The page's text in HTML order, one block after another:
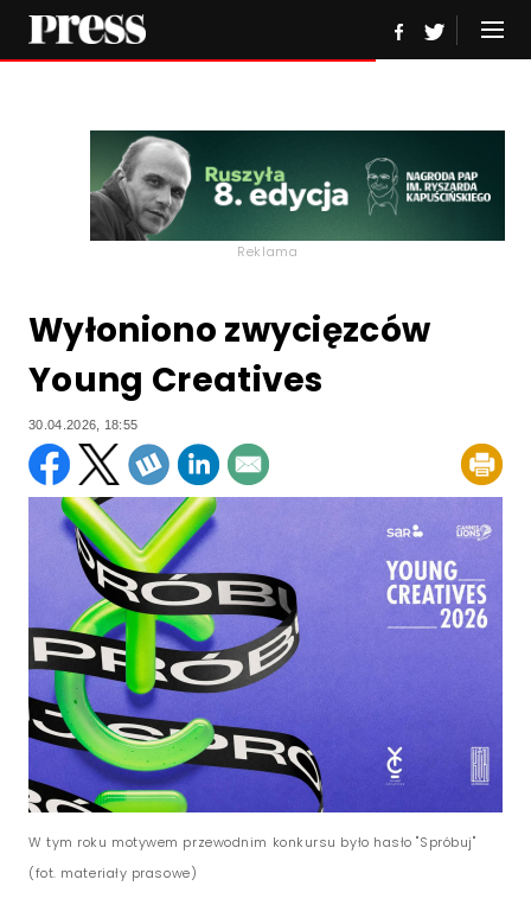
Reklama
Wyłoniono zwycięzców
Young Creatives
30.04.2026, 18:55
W tym roku motywem przewodnim konkursu było hasło "Spróbuj"
(fot. materiały prasowe)